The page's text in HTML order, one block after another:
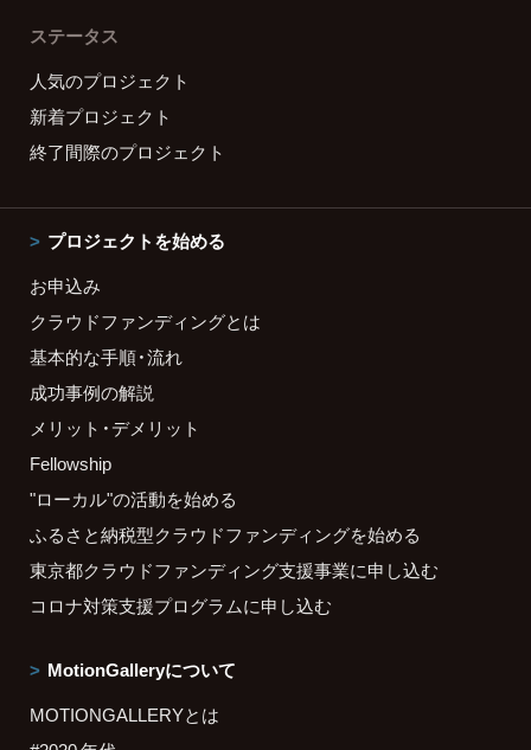
ステータス
人気のプロジェクト
新着プロジェクト
終了間際のプロジェクト
プロジェクトを始める
お申込み
クラウドファンディングとは
基本的な手順・流れ
成功事例の解説
メリット・デメリット
Fellowship
"ローカル"の活動を始める
ふるさと納税型クラウドファンディングを始める
東京都クラウドファンディング支援事業に申し込む
コロナ対策支援プログラムに申し込む
MotionGalleryについて
MOTIONGALLERYとは